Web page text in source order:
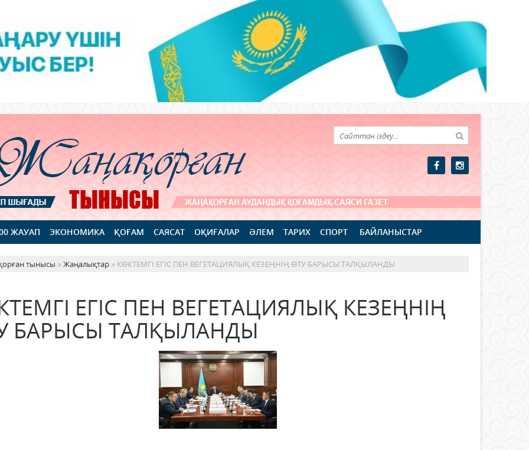
ЖАУАП ЭКОНОМИКА ҚОҒАМ САЯСАТ ОҚИҒАЛАР ӘЛЕМ ТАРИХ СПОРТ БАЙЛАНЫСТАР
тынысы »Жаңалықтар » КӨКТЕМГІ ЕГІС ПЕН ВЕГЕТАЦИЯЛЫҚ КЕЗЕҢНІҢ ӨТУ БАРЫСЫ ТАЛҚЫЛАНДЫ
ЕГІС ПЕН ВЕГЕТАЦИЯЛЫҚ КЕЗЕҢНІҢ
БАРЫСЫ ТАЛҚЫЛАНДЫ